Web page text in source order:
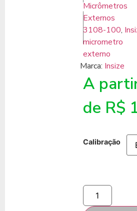
Micrômetros
Externos
3108-100,
micrometro
externo
Marca: Insize
A
de R$
Calibração